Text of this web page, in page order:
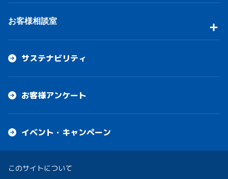
お客様相談室
サステナビリティ
お客様アンケート
イベント・キャンペーン
このサイトについて